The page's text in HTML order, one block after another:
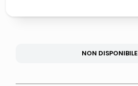
NON DISPONIBILE